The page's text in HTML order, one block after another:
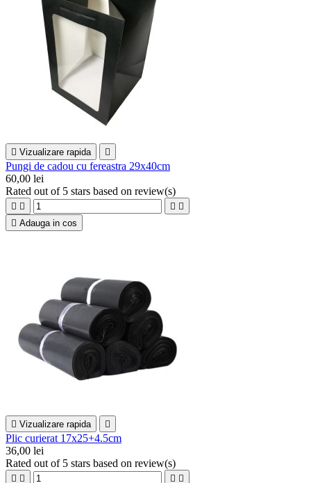
 Vizualizare rapida 
Pungi de cadou cu fereastra 29x40cm
60,00 lei
Rated out of 5 stars based on review(s)
   
 Adauga in cos
 Vizualizare rapida 
Plic curierat 17x25+4.5cm
36,00 lei
Rated out of 5 stars based on review(s)
   